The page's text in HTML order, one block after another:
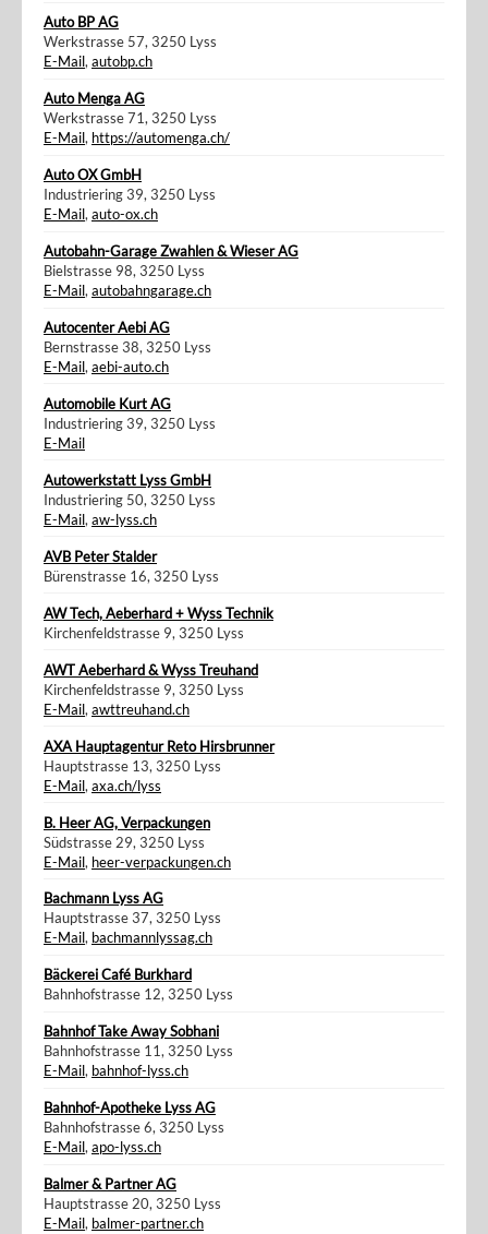
Auto BP AG
Werkstrasse 57, 3250 Lyss
E-Mail, autobp.ch
Auto Menga AG
Werkstrasse 71, 3250 Lyss
E-Mail, https://automenga.ch/
Auto OX GmbH
Industriering 39, 3250 Lyss
E-Mail, auto-ox.ch
Autobahn-Garage Zwahlen & Wieser AG
Bielstrasse 98, 3250 Lyss
E-Mail, autobahngarage.ch
Autocenter Aebi AG
Bernstrasse 38, 3250 Lyss
E-Mail, aebi-auto.ch
Automobile Kurt AG
Industriering 39, 3250 Lyss
E-Mail
Autowerkstatt Lyss GmbH
Industriering 50, 3250 Lyss
E-Mail, aw-lyss.ch
AVB Peter Stalder
Bürenstrasse 16, 3250 Lyss
AW Tech, Aeberhard + Wyss Technik
Kirchenfeldstrasse 9, 3250 Lyss
AWT Aeberhard & Wyss Treuhand
Kirchenfeldstrasse 9, 3250 Lyss
E-Mail, awttreuhand.ch
AXA Hauptagentur Reto Hirsbrunner
Hauptstrasse 13, 3250 Lyss
E-Mail, axa.ch/lyss
B. Heer AG, Verpackungen
Südstrasse 29, 3250 Lyss
E-Mail, heer-verpackungen.ch
Bachmann Lyss AG
Hauptstrasse 37, 3250 Lyss
E-Mail, bachmannlyssag.ch
Bäckerei Café Burkhard
Bahnhofstrasse 12, 3250 Lyss
Bahnhof Take Away Sobhani
Bahnhofstrasse 11, 3250 Lyss
E-Mail, bahnhof-lyss.ch
Bahnhof-Apotheke Lyss AG
Bahnhofstrasse 6, 3250 Lyss
E-Mail,apo-lyss.ch
Balmer & Partner AG
Hauptstrasse 20, 3250 Lyss
E-Mail, balmer-partner.ch